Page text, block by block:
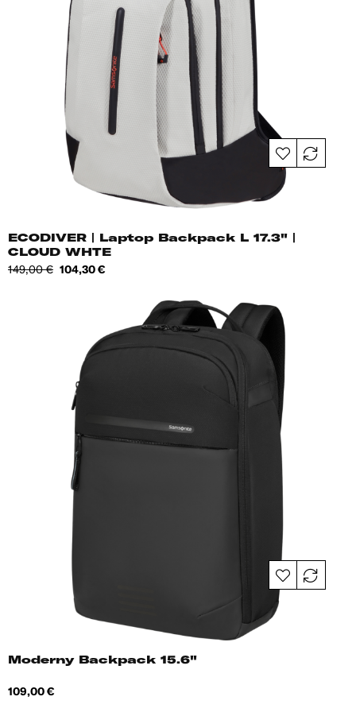
ECODIVER | Laptop Backpack L 17.3" |
CLOUD WHTE
Tavahind
149,00 € Hind
104,30 €
Moderny Backpack 15.6"
Hind
109,00 €